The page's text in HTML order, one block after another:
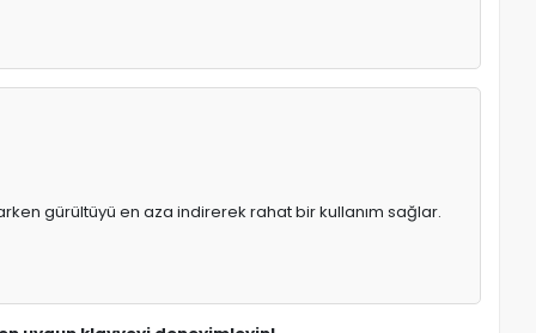
gürültüyü en aza indirerek rahat bir kullanım sağlar.